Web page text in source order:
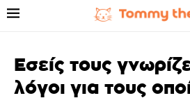
Εσείς τους
λόγοι για τους